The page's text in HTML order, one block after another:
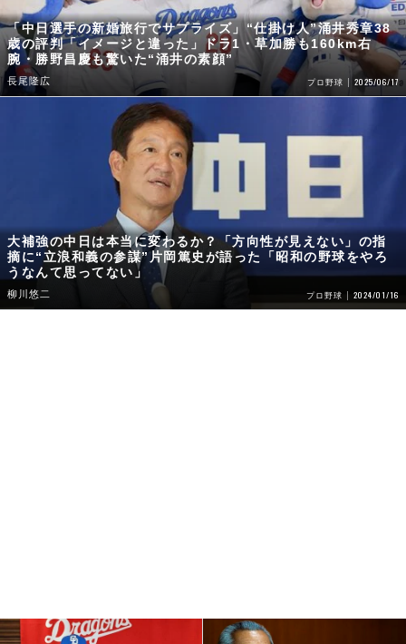
「中日選手の新婚旅行でサプライズ」“仕掛け人”涌井秀章38
歳の評判「イメージと違った」ドラ1・草加勝も160km右
腕・勝野昌慶も驚いた“涌井の素顔”
長尾隆広 プロ野球 2025/06/17
大補強の中日は本当に変わるか？「方向性が見えない」の指
摘に“立浪和義の参謀”片岡篤史が語った「昭和の野球をやろ
うなんて思ってない」
柳川悠二 プロ野球 2024/01/16